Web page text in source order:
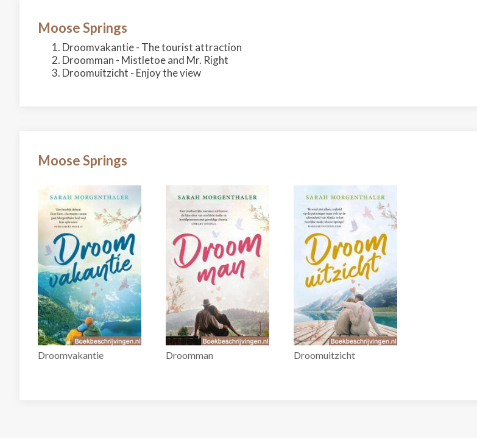
Moose Springs
Droomvakantie - The tourist attraction
Droomman - Mistletoe and Mr. Right
Droomuitzicht - Enjoy the view
Moose Springs
Droomvakantie Droomman Droomuitzicht